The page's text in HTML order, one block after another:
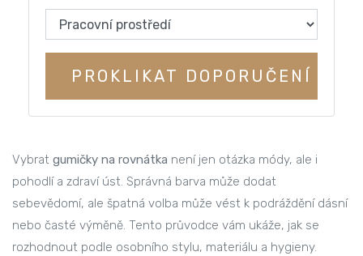
PROKLIKAT DOPORUČENÍ
Vybrat gumičky na rovnátka není jen otázka módy, ale i
pohodlí a zdraví úst. Správná barva může dodat
sebevědomí, ale špatná volba může vést k podráždění dásní
nebo časté výměně. Tento průvodce vám ukáže, jak se
rozhodnout podle osobního stylu, materiálu a hygieny.